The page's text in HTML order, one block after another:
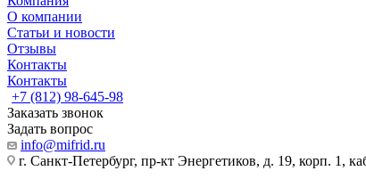
О компании
Статьи и новости
Отзывы
Контакты
Контакты
+7 (812) 98-645-98
Заказать звонок
Задать вопрос
info@mifrid.ru
г. Санкт-Петербург, пр-кт Энергетиков, д. 19, корп. 1,